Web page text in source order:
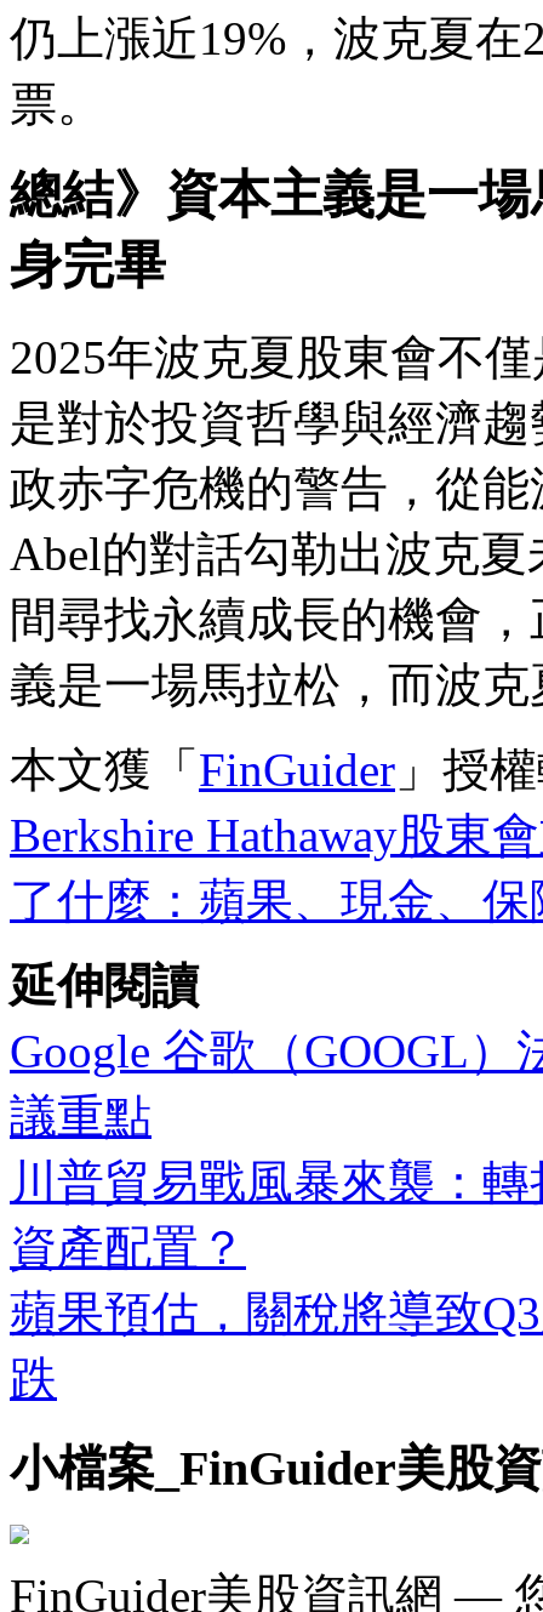
仍上漲近19%，波克夏
票。
總結》資本主義是一
身完畢
2025年波克夏股東會不
是對於投資哲學與經濟
政赤字危機的警告，從
Abel的對話勾勒出波克
間尋找永續成長的機會
義是一場馬拉松，而波
本文獲「 FinGuider 」授
Berkshire Hathaway股東
了什麼：蘋果、現金、
延伸閱讀
Google 谷歌（GOOGL
議重點
川普貿易戰風暴來襲：
資產配置？
蘋果預估，關稅將導致
跌
小檔案_FinGuider美股
FinGuider美股資訊網 —